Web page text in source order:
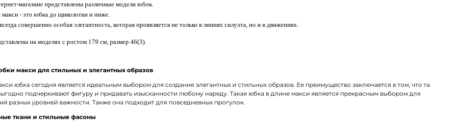
магазине представлены различные модели юбок.
- это юбка до щиколотки и ниже.
совершенно особая элегантность, которая проявляется не только в линиях силуэта, но и в движениях.
на моделях с ростом 179 см, размер 46(3).
макси для стильных и элегантных образов
юбка сегодня является идеальным выбором для создания элегантных и стильных образов. Ее преимущество заключается в том, что та
подчеркивают фигуру и придавать изысканности любому наряду. Такая юбка в длине макси является прекрасным выбором для
разных уровней важности. Также она подходит для повседневных прогулок.
ткани и стильные фасоны